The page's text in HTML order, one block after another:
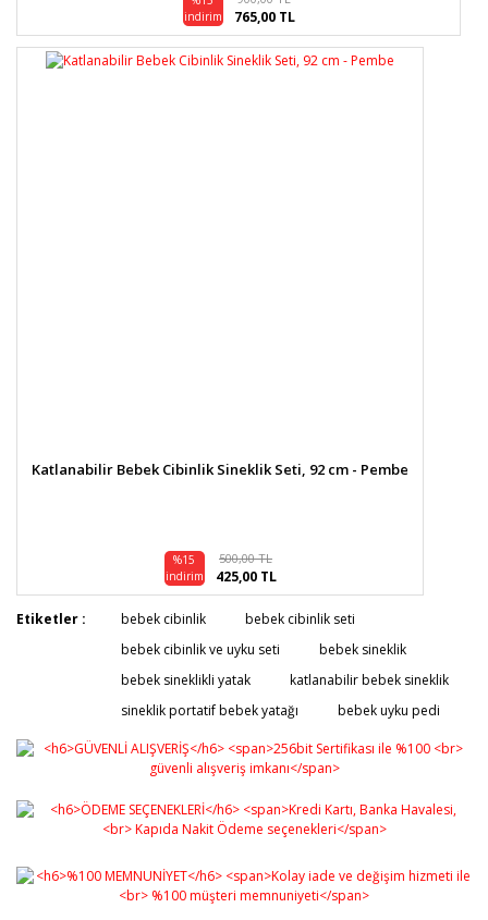
indirim
765,00 TL
Katlanabilir Bebek Cibinlik Sineklik Seti, 92 cm - Pembe
%15
indirim
500,00 TL
425,00 TL
Etiketler : bebek cibinlik
bebek cibinlik seti
bebek cibinlik ve uyku seti
bebek sineklik
bebek sineklikli yatak
katlanabilir bebek sineklik
sineklik portatif bebek yatağı
bebek uyku pedi